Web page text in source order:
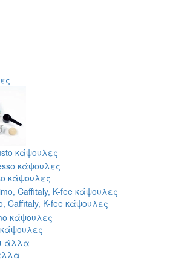
κάψουλες
κάψουλες
Caffitaly, K-fee κάψουλες